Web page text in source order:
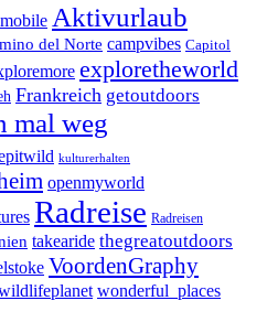
Aktivurlaub
del Norte campvibes Capitol
exploretheworld
Frankreich getoutdoors
mal weg
kulturerhalten
openmyworld
Radreise Radreisen
takearide thegreatoutdoors
VoordenGraphy
wonderful_places